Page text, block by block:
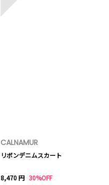
CALNAMUR
リボンデニムスカート
8,470 円 30%OFF